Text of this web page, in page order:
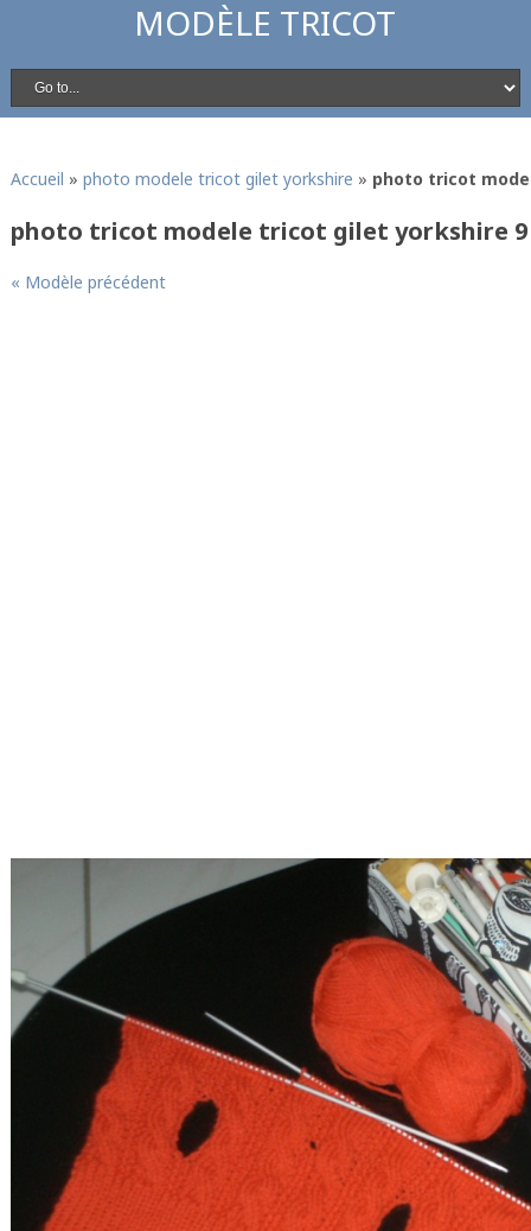
MODÈLE TRICOT
Accueil » photo modele tricot gilet yorkshire » photo tricot
photo tricot modele tricot gilet yorkshire 9
« Modèle précédent